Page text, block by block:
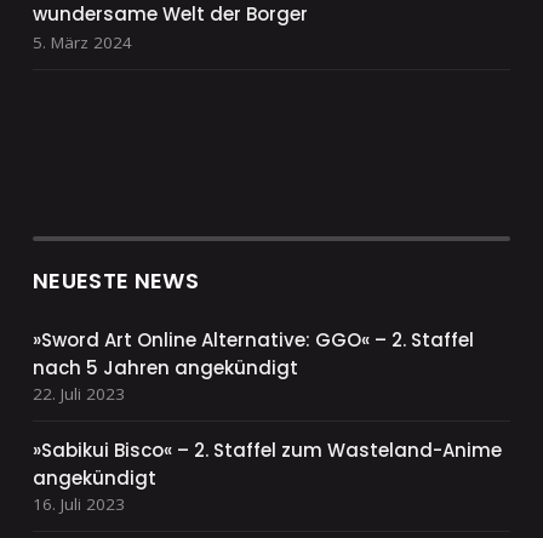
wundersame Welt der Borger
5. März 2024
NEUESTE NEWS
»Sword Art Online Alternative: GGO« – 2. Staffel
nach 5 Jahren angekündigt
22. Juli 2023
»Sabikui Bisco« – 2. Staffel zum Wasteland-Anime
angekündigt
16. Juli 2023